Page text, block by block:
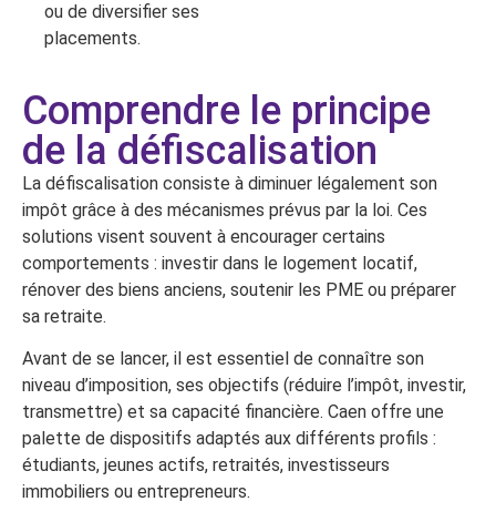
ou de diversifier ses
placements.
Comprendre le principe
de la défiscalisation
La défiscalisation consiste à diminuer légalement son
impôt grâce à des mécanismes prévus par la loi. Ces
solutions visent souvent à encourager certains
comportements : investir dans le logement locatif,
rénover des biens anciens, soutenir les PME ou préparer
sa retraite.
Avant de se lancer, il est essentiel de connaître son
niveau d’imposition, ses objectifs (réduire l’impôt, investir,
transmettre) et sa capacité financière. Caen offre une
palette de dispositifs adaptés aux différents profils :
étudiants, jeunes actifs, retraités, investisseurs
immobiliers ou entrepreneurs.